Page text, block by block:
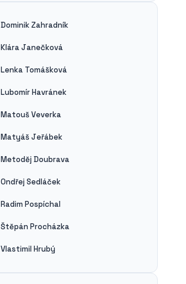
Dominik Zahradník
Klára Janečková
Lenka Tomášková
Lubomír Havránek
Matouš Veverka
Matyáš Jeřábek
Metoděj Doubrava
Ondřej Sedláček
Radim Pospíchal
Štěpán Procházka
Vlastimil Hrubý